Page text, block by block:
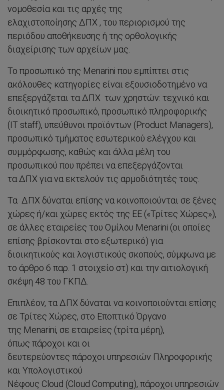
νομοθεσία και τις αρχές της
ελαχιστοποίησης ΔΠΧ , του περιορισμού της
περιόδου αποθήκευσης ή της ορθολογικής
διαχείρισης των αρχείων μας.
Το προσωπικό της Menarini που εμπίπτει στις
ακόλουθες κατηγορίες είναι εξουσιοδοτημένο να
επεξεργάζεται τα ΔΠΧ των χρηστών: τεχνικό και
διοικητικό προσωπικό, προσωπικό πληροφορικής
(IT staff), υπεύθυνοι προϊόντων (Product Managers),
προσωπικό τμήματος εσωτερικού ελέγχου και
συμμόρφωσης, καθώς και άλλα μέλη του
προσωπικού που πρέπει να επεξεργάζονται
τα ΔΠΧ για να εκτελούν τις αρμοδιότητές τους.
Τα ΔΠΧ δύναται επίσης να κοινοποιούνται σε ξένες
χώρες ή/και χώρες εκτός της ΕΕ («Τρίτες Χώρες»),
σε άλλες εταιρείες του Ομίλου Menarini (οι οποίες
επίσης βρίσκονται στο εξωτερικό) για
διοικητικούς και λογιστικούς σκοπούς, σύμφωνα με
το άρθρο 6 παρ. 1 στοιχείο στ) και την αιτιολογική
σκέψη 48 του ΓΚΠΔ.
Επιπλέον, τα ΔΠΧ δύναται να κοινοποιούνται επίσης
σε Τρίτες Χώρες, στο Εποπτικό Όργανο
της Menarini, σε εταιρείες (τρίτα μέρη),
όπως πάροχοι και οι
δευτερεύοντες πάροχοι υπηρεσιών Πληροφορικής
και Υπολογιστικού
Νέφους Cloud (Cloud Computing), πάροχοι υπηρεσιών